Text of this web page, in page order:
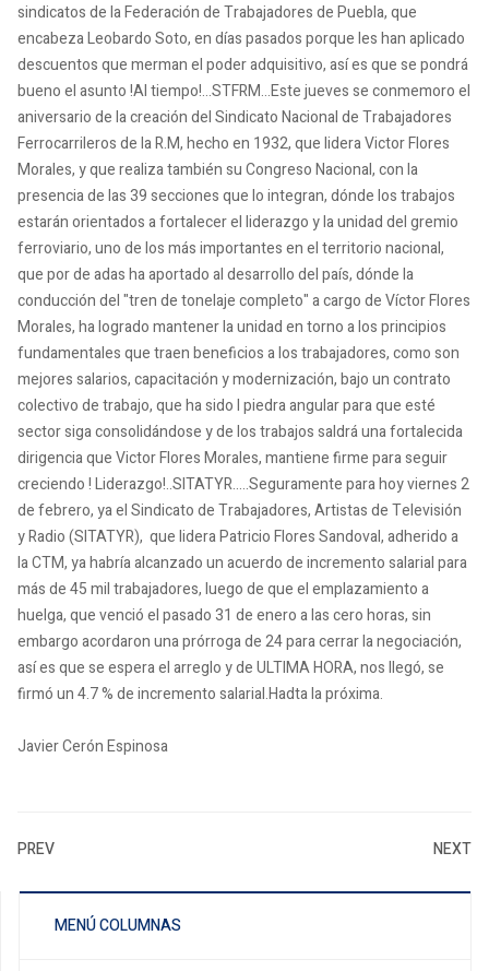
sindicatos de la Federación de Trabajadores de Puebla, que
encabeza Leobardo Soto, en días pasados porque les han aplicado
descuentos que merman el poder adquisitivo, así es que se pondrá
bueno el asunto !Al tiempo!...STFRM...Este jueves se conmemoro el
aniversario de la creación del Sindicato Nacional de Trabajadores
Ferrocarrileros de la R.M, hecho en 1932, que lidera Victor Flores
Morales, y que realiza también su Congreso Nacional, con la
presencia de las 39 secciones que lo integran, dónde los trabajos
estarán orientados a fortalecer el liderazgo y la unidad del gremio
ferroviario, uno de los más importantes en el territorio nacional,
que por de adas ha aportado al desarrollo del país, dónde la
conducción del "tren de tonelaje completo" a cargo de Víctor Flores
Morales, ha logrado mantener la unidad en torno a los principios
fundamentales que traen beneficios a los trabajadores, como son
mejores salarios, capacitación y modernización, bajo un contrato
colectivo de trabajo, que ha sido l piedra angular para que esté
sector siga consolidándose y de los trabajos saldrá una fortalecida
dirigencia que Victor Flores Morales, mantiene firme para seguir
creciendo ! Liderazgo!..SITATYR.....Seguramente para hoy viernes 2
de febrero, ya el Sindicato de Trabajadores, Artistas de Televisión
y Radio (SITATYR), que lidera Patricio Flores Sandoval, adherido a
la CTM, ya habría alcanzado un acuerdo de incremento salarial para
más de 45 mil trabajadores, luego de que el emplazamiento a
huelga, que venció el pasado 31 de enero a las cero horas, sin
embargo acordaron una prórroga de 24 para cerrar la negociación,
así es que se espera el arreglo y de ULTIMA HORA, nos llegó, se
firmó un 4.7 % de incremento salarial.Hadta la próxima.
Javier Cerón Espinosa
PREV NEXT
MENÚ COLUMNAS